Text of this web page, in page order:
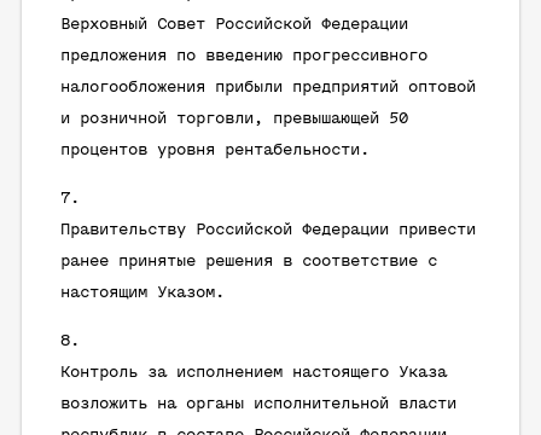
Верховный Совет Российской Федерации
предложения по введению прогрессивного
налогообложения прибыли предприятий оптовой
и розничной торговли, превышающей 50
процентов уровня рентабельности.
Правительству Российской Федерации привести
ранее принятые решения в соответствие с
настоящим Указом.
Контроль за исполнением настоящего Указа
возложить на органы исполнительной власти